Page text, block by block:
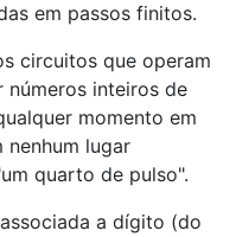
em passos finitos.
circuitos que operam
números inteiros de
momento em
lugar
quarto de pulso".
a dígito (do